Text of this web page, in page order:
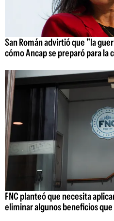
San Román advirtió que "la
cómo Ancap se preparó para la
FNC planteó que necesita
eliminar algunos beneficios